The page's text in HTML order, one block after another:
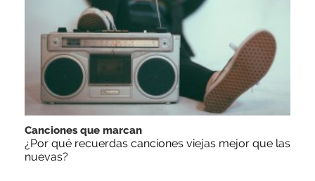
Canciones que marcan
¿Por qué recuerdas canciones viejas mejor que las
nuevas?